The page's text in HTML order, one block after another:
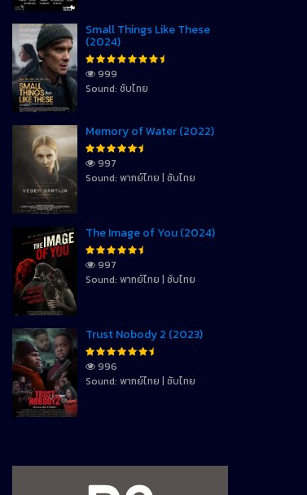
Small Things Like These
(2024)
999
Sound: ซับไทย
Memory of Water (2022)
997
Sound: พากย์ไทย | ซับไทย
The Image of You (2024)
997
Sound: พากย์ไทย | ซับไทย
Trust Nobody 2 (2023)
996
Sound: พากย์ไทย | ซับไทย